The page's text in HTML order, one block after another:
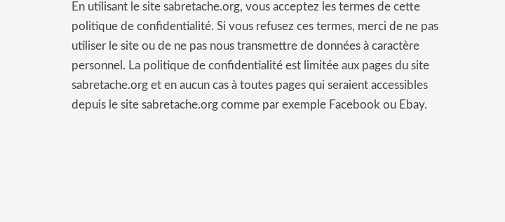
En utilisant le site sabretache.org, vous acceptez les termes de cette
politique de confidentialité. Si vous refusez ces termes, merci de ne pas
utiliser le site ou de ne pas nous transmettre de données à caractère
personnel. La politique de confidentialité est limitée aux pages du site
sabretache.org et en aucun cas à toutes pages qui seraient accessibles
depuis le site sabretache.org comme par exemple Facebook ou Ebay.